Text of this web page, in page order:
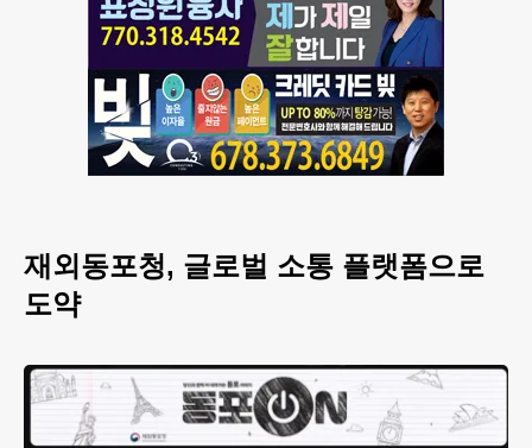
재외동포청, 글로벌 소통 플랫폼으로
도약